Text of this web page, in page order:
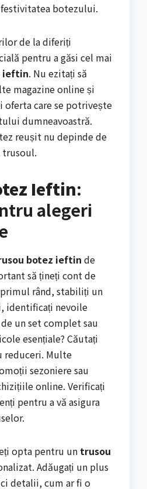
botezului.
de la diferiți
pentru a găsi cel mai
ieftin. Nu ezitați să
magazine online și
oferta care se potrivește
dumneavoastră.
reușit nu depinde de
trusoul.
Ieftin:
alegeri
botez ieftin de
să țineți cont de
rând, stabiliți un
identificați nevoile
un set complet sau
esențiale? Căutați
reduceri. Multe
sezoniere sau
online. Verificați
pentru a vă asigura
opta pentru un trusou
Adăugați un plus
detalii, cum ar fi o